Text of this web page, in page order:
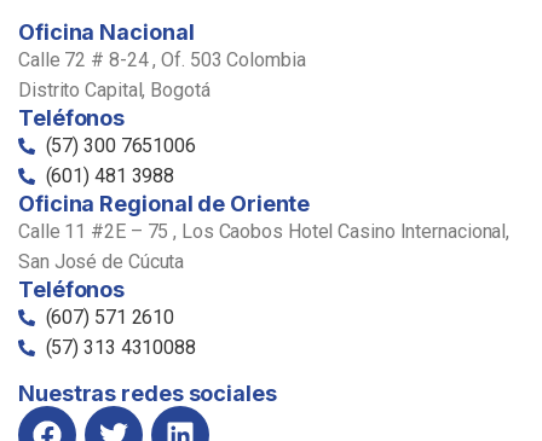
Oficina Nacional
Calle 72 # 8-24 , Of. 503 Colombia
Distrito Capital, Bogotá
Teléfonos
(57) 300 7651006
(601) 481 3988
Oficina Regional de Oriente
Calle 11 #2E – 75 , Los Caobos Hotel Casino Internacional,
San José de Cúcuta
Teléfonos
(607) 571 2610
(57) 313 4310088
Nuestras redes sociales